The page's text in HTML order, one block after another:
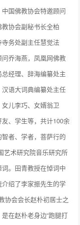
国佛教协会特邀顾问
协会副秘书长全柏
务处副主任慧觉法
乔海燕，凤凰网佛教
经理、辞海编纂处主
语大词典编纂处主任
儿李巧、女婿翁卫
、学生等，共计100余
者、学者，菩萨行的
艺术研究院音乐研究所
。田青教授在悼词中
绍了李家振先生的学
协会会长赵朴初居士之
在赵朴老身边“跑腿打